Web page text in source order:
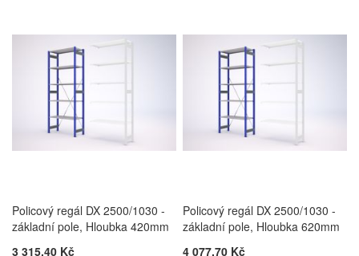
POROVNÁNÍ
Policový regál DX 2500/1030 -
základní pole, Hloubka 420mm
3 315,40 Kč
Policový regál DX 2500/1030 -
základní pole, Hloubka 620mm
4 077,70 Kč